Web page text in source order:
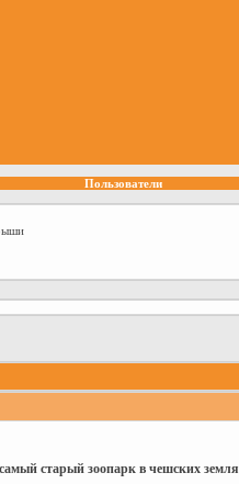
Пользователи
старый зоопарк в чешских